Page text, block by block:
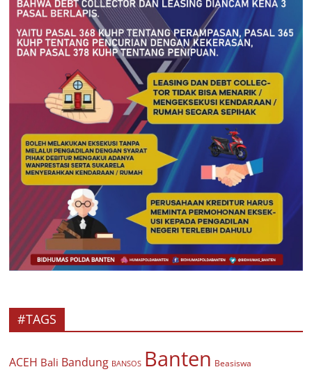
#TAGS
ACEH Bali Bandung BANSOS Banten Beasiswa